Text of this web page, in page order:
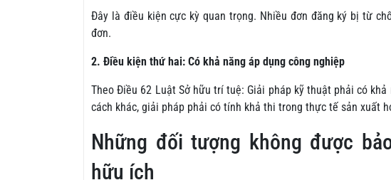
Đây là điều kiện cực kỳ quan trọng. Nhiều đơn đăng ký bị từ
đơn.
2. Điều kiện thứ hai: Có khả năng áp dụng công nghiệp
Theo Điều 62 Luật Sở hữu trí tuệ: Giải pháp kỹ thuật phải có
cách khác, giải pháp phải có tính khả thi trong thực tế sản xuất
Những đối tượng không được
hữu ích